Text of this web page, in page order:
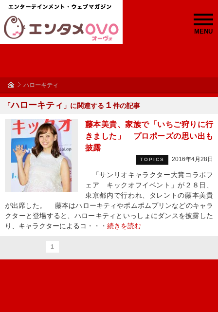
MENU
ハローキティ
「ハローキティ 」に関連する １ 件の記事
藤本美貴、家族で「いちご狩りに行
きました」 プロポーズの思い出も
披露
TOPICS 2016年4月28日
「サンリオキャラクター大賞コラボフ
ェア キックオフイベント」が２８日、
東京都内で行われ、タレントの藤本美貴
が出席した。 藤本はハローキティやポムポムプリンなどのキャラ
クターと登場すると、ハローキティといっしょにダンスを披露した
り、キャラクターによるコ・・・ 続きを読む
1